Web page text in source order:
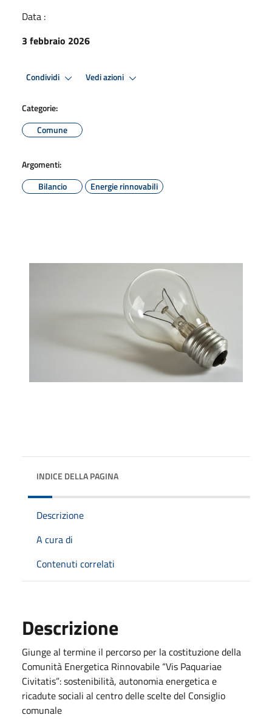
Data :
3 febbraio 2026
Condividi Vedi azioni
Categorie:
Comune
Argomenti:
Bilancio
Energie rinnovabili
INDICE DELLA PAGINA
Descrizione
A cura di
Contenuti correlati
Descrizione
Giunge al termine il percorso per la costituzione della
Comunità Energetica Rinnovabile “Vis Paquariae
Civitatis”: sostenibilità, autonomia energetica e
ricadute sociali al centro delle scelte del Consiglio
comunale